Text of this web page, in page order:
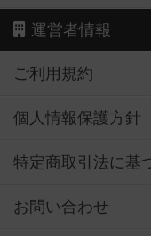
運営者情報
ご利用規約
個人情報保護方針
特定商取引法に基
お問い合わせ